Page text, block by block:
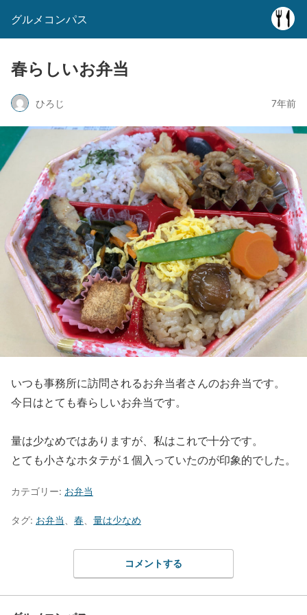
グルメコンパス
春らしいお弁当
ひろじ 7年前
いつも事務所に訪問されるお弁当者さんのお弁当です。
今日はとても春らしいお弁当です。
量は少なめではありますが、私はこれで十分です。
とても小さなホタテが１個入っていたのが印象的でした。
カテゴリー: お弁当
タグ: お弁当 春 量は少なめ
コメントする